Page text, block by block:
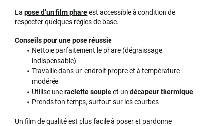
Lapose d’un film phareest accessible à condition de
respecter quelques règles de base.
Conseils pour une pose réussie
Nettoie parfaitement le phare (dégraissage
indispensable)
Travaille dans un endroit propre et à température
modérée
Utilise uneraclette soupleet undécapeur thermique
Prends ton temps, surtout sur les courbes
Un film de qualité est plus facile à poser et pardonne